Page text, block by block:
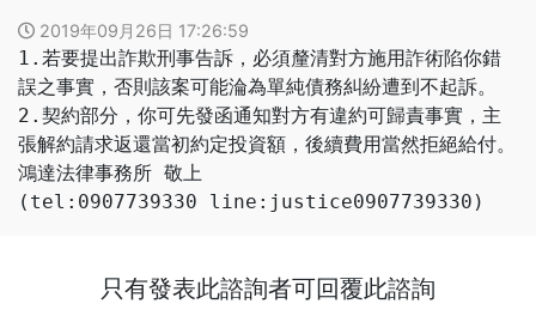
2019年09月26日 17:26:59
1.若要提出詐欺刑事告訴，必須釐清對方施用詐術陷你錯
誤之事實，否則該案可能淪為單純債務糾紛遭到不起訴。
2.契約部分，你可先發函通知對方有違約可歸責事實，主
張解約請求返還當初約定投資額，後續費用當然拒絕給付。
鴻達法律事務所 敬上
(tel:0907739330 line:justice0907739330)
只有發表此諮詢者可回覆此諮詢